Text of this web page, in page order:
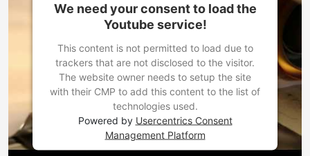
We need your consent to load the
Youtube service!
This content is not permitted to load due to
trackers that are not disclosed to the visitor.
The website owner needs to setup the site
with their CMP to add this content to the list of
technologies used.
Powered by Usercentrics Consent
Management Platform